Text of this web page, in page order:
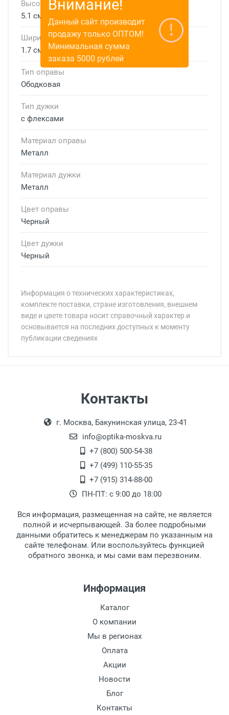
Высота линзы
5.1 см
Ширина мостика
1.7 см
Тип оправы
Ободковая
Тип дужки
с флексами
Материал оправы
Металл
Материал дужки
Металл
Цвет оправы
Черный
Цвет дужки
Черный
Информация о технических характеристиках,
комплекте поставки, стране изготовления, внешнем
виде и цвете товара носит справочный характер и
основывается на последних доступных к моменту
публикации сведениях
Самовывоз.
Оплата товара производится
наличными непосредственно на пункте
выдачи товара.
Перечисление средств на расчетный счет.
18:00, по субботам с 11:00 до 15:00, в
офисе по адресу: г. Москва,
Переведеновский переулок 17, корпус 1,
второй этаж, тел. +7 (499) 110-55-35.
После того, как заказ поступает в пункт
выдачи, наш менеджер связывается с
клиентом и оповещает о поступлении
Для получения товара при себе
обязательно иметь паспорт.
Заказ необходимо забрать в течение 3
рабочих дней с момента поступления на
дополнительных расходов за хранение
Доставляем товар по Москве компанией
Сдэк до ближайшего к вам пункта
Доставка транспортными компаниями по
Контакты
г. Москва, Бакунинская улица, 23-41
info@optika-moskva.ru
+7 (800) 500-54-38
+7 (499) 110-55-35
+7 (915) 314-88-00
ПН-ПТ: с 9:00 до 18:00
Вся информация, размещенная на сайте, не является
полной и исчерпывающей. За более подробными
данными обратитесь к менеджерам по указанным на
сайте телефонам. Или воспользуйтесь функцией
обратного звонка, и мы сами вам перезвоним.
Информация
Каталог
О компании
Мы в регионах
Оплата
Акции
Новости
Блог
Контакты
Внимание!
Данный сайт производит
продажу только ОПТОМ!
Минимальная сумма
заказа 5000 рублей